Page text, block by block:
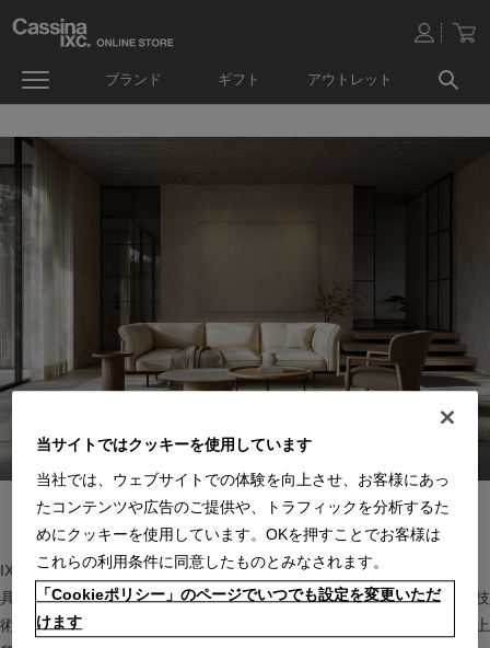
ブランド ギフト アウトレット
IXC（イクスシー）は、”Emotional Minimalism”を掲げるグローバル家
具ブランド。ヨーロッパの家具文化と日本の美意識を融合し、素材や技
術を活かした持続可能で洗練されたインテリアを提案。長く愛される上
当サイトではクッキーを使用しています
当社では、ウェブサイトでの体験を向上させ、お客様にあっ
たコンテンツや広告のご提供や、トラフィックを分析するた
めにクッキーを使用しています。OKを押すことでお客様は
これらの利用条件に同意したものとみなされます。
「Cookieポリシー」のページでいつでも設定を変更いただ
けます